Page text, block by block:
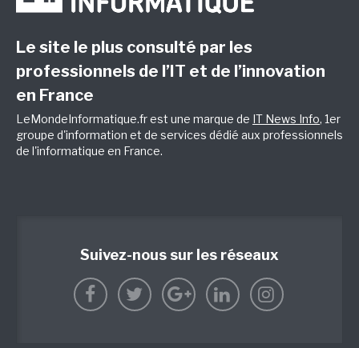
Le site le plus consulté par les
professionnels de l’IT et de l’innovation
en France
LeMondeInformatique.fr est une marque de IT News Info, 1er
groupe d'information et de services dédié aux professionnels
de l'informatique en France.
Suivez-nous sur les réseaux